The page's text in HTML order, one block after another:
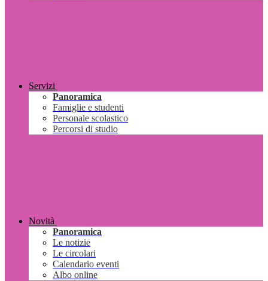
Servizi
Panoramica
Famiglie e studenti
Personale scolastico
Percorsi di studio
Novità
Panoramica
Le notizie
Le circolari
Calendario eventi
Albo online